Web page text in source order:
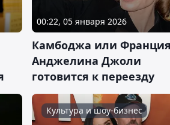
00:22, 05 января 2026
Камбоджа или
Анджелина Джоли
готовится к переезду
Культура и шоу-бизнес